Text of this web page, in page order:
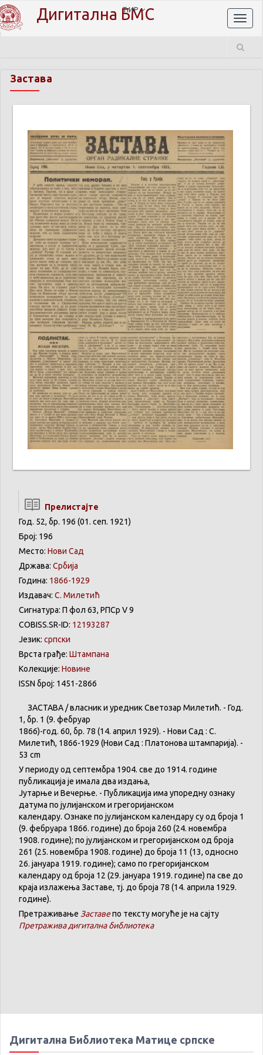
Дигитална БМС
ЋИР
Застава
Прелистајте
Год. 52, бр. 196 (01. сеп. 1921)
Број: 196
Место: Нови Сад
Држава: Србија
Година: 1866-1929
Издавач: С. Милетић
Сигнатура: П фол 63, РПСр V 9
COBISS.SR-ID: 12193287
Језик: српски
Врста грађе: Штампана
Колекције: Новине
ISSN број: 1451-2866
ЗАСТАВА /власники уредникСветозар Милетић. - Год.
1, бр. 1 (9. фебруар
1866)-год. 60, бр. 78 (14. април 1929). - Нови Сад : С.
Милетић, 1866-1929 (Нови Сад : Платонова штампарија). -
53 cm
Упериодуод септембра 1904. све до 1914. године
публикација је имала два издања,
Јутарње и Вечерње. - Публикација има упореднуознаку
датума по јулијанском и грегоријанском
календару. Ознаке по јулијанском календару су од броја 1
(9. фебруара 1866. године) до броја 260 (24. новембра
1908. године); по јулијанском и грегоријанском од броја
261 (25. новембра 1908. године) до броја 11 (13, односно
26. јануара 1919. године); само по грегоријанском
календаруод броја 12 (29. јануара 1919. године) па све до
краја излажења Заставе, тј. до броја 78 (14. априла 1929.
године).
Претраживање Заставепо тексту могуће је на сајту
Претражива дигитална библиотека
Дигитална Библиотека Матице српске